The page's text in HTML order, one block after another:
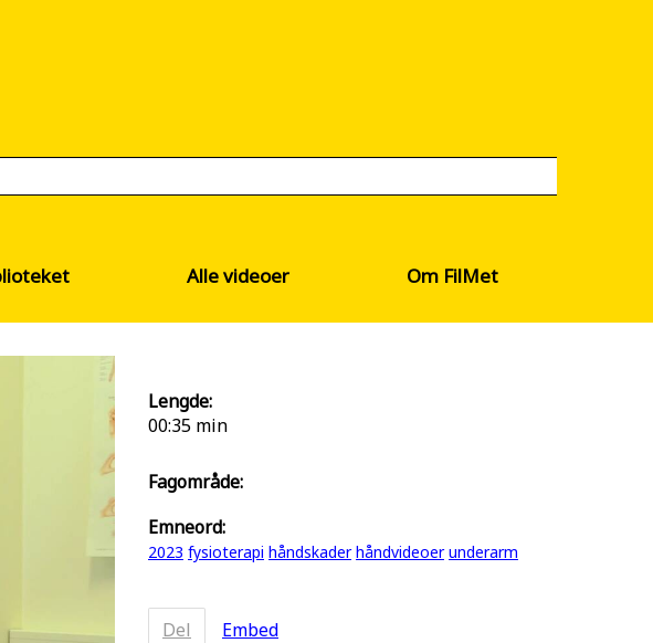
Alle videoer Om FilMet
Lengde:
00:35 min
Fagområde:
Emneord:
2023 fysioterapi håndskader håndvideoer underarm
Del Embed